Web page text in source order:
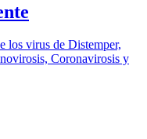
los virus de Distemper,
Coronavirosis y